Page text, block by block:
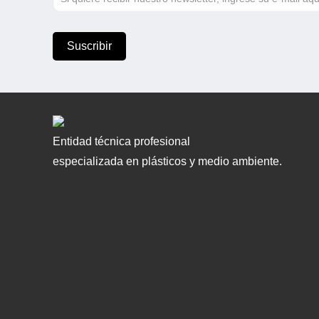
Entidad técnica profesional
especializada en plásticos y medio ambiente.